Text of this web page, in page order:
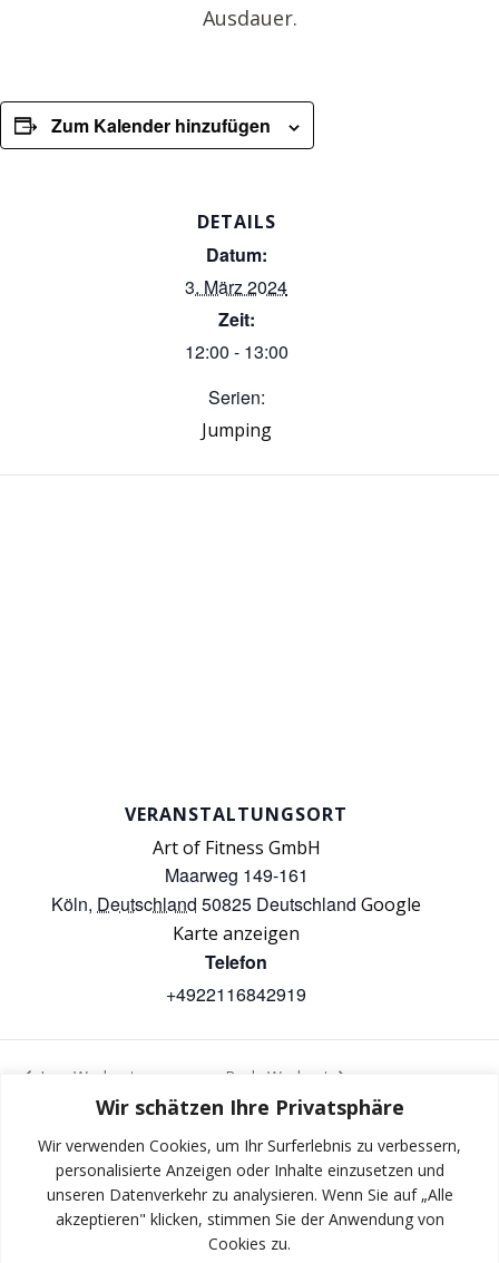
Wir schätzen Ihre Privatsphäre
Wir verwenden Cookies, um Ihr Surferlebnis zu verbessern,
personalisierte Anzeigen oder Inhalte einzusetzen und
unseren Datenverkehr zu analysieren. Wenn Sie auf „Alle
akzeptieren" klicken, stimmen Sie der Anwendung von
Cookies zu.
Ausdauer.
Zum Kalender hinzufügen
DETAILS
Datum:
3. März 2024
Zeit:
12:00 - 13:00
Serien:
Jumping
VERANSTALTUNGSORT
Art of Fitness GmbH
Maarweg 149-161
Köln, Deutschland 50825 Deutschland Google
Karte anzeigen
Telefon
+4922116842919
Iron Workout Body Workout
INSTAGRAM